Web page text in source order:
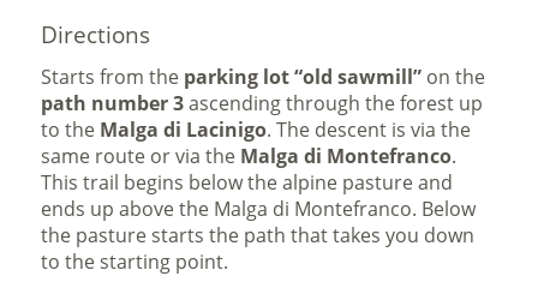
Directions
Starts from the parking lot “old sawmill” on the
path number 3ascending through the forest up
to the Malga di Lacinigo. The descent is via the
same route or via the Malga di Montefranco.
This trail begins below the alpine pasture and
ends up above the Malga di Montefranco. Below
the pasture starts the path that takes you down
to the starting point.